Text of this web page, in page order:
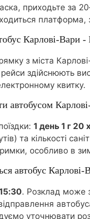
приходьте за
платформа,
Карлові-Вари -
з міста
рейси здійснюють
квитку.
автобусом
1 день 1 г 20
та кількості
особливо в
автобус Карлові-
. Розклад може
уточнювати